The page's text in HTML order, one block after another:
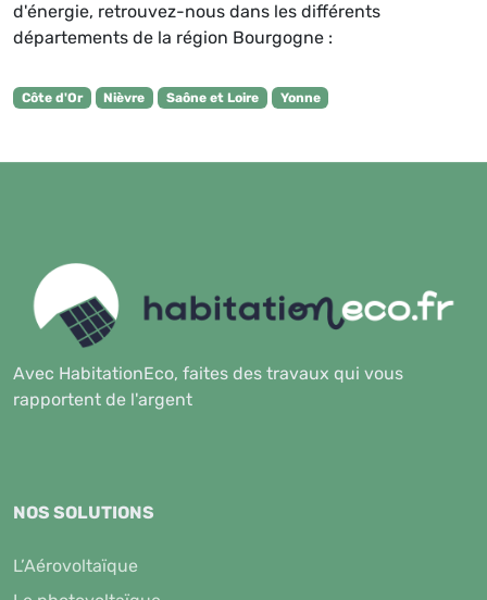
d'énergie, retrouvez-nous dans les différents
départements de la région Bourgogne :
Côte d'Or Nièvre Saône et Loire Yonne
Avec HabitationEco, faites des travaux qui vous
rapportent de l'argent
NOS SOLUTIONS
L’Aérovoltaïque